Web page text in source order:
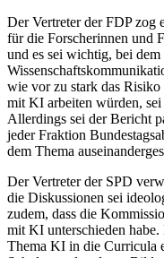
Der Vertreter der FDP zog
für die Forscherinnen und
und es sei wichtig, bei
wie vor zu stark das
mit KI arbeiten würden,
Allerdings sei der Bericht
jeder Fraktion
dem Thema
Der Vertreter der SPD
die Diskussionen sei
zudem, dass die
mit KI unterschieden
Thema KI in die Curricula